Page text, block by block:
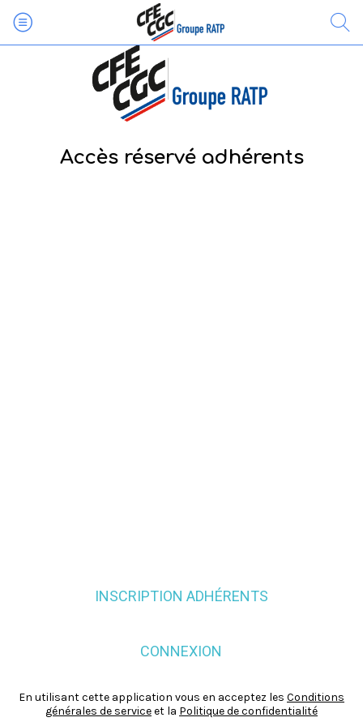
Accès réservé adhérents
INSCRIPTION ADHÉRENTS
CONNEXION
En utilisant cette application vous en acceptez les Conditions
générales de serviceet la Politique de confidentialité